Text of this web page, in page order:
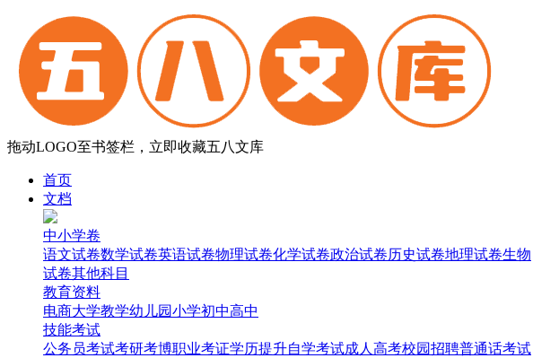
拖动LOGO至书签栏，立即收藏五八文库
首页
文档
中小学卷
语文试卷数学试卷英语试卷物理试卷化学试卷政治试卷历史试卷地理试卷生物
试卷其他科目
教育资料
电商大学教学幼儿园小学初中高中
技能考试
公务员考试考研考博职业考证学历提升自学考试成人高考校园招聘普通话考试